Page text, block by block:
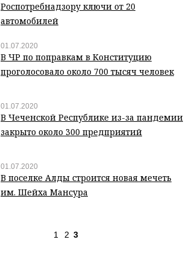
Роспотребнадзору ключи от 20
автомобилей
01.07.2020
В ЧР по поправкам в Конституцию
проголосовало около 700 тысяч человек
01.07.2020
В Чеченской Республике из-за пандемии
закрыто около 300 предприятий
01.07.2020
В поселке Алды строится новая мечеть
им. Шейха Мансура
1 2 3